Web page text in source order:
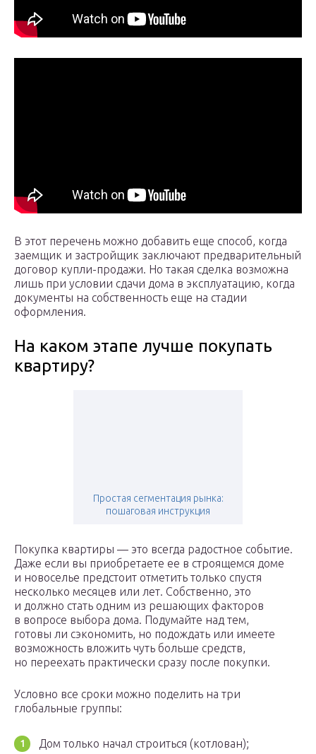
В этот перечень можно добавить еще способ, когда
заемщик и застройщик заключают предварительный
договор купли-продажи. Но такая сделка возможна
лишь при условии сдачи дома в эксплуатацию, когда
документы на собственность еще на стадии
оформления.
На каком этапе лучше покупать
квартиру?
Простая сегментация рынка:
пошаговая инструкция
Покупка квартиры — это всегда радостное событие.
Даже если вы приобретаете ее в строящемся доме
и новоселье предстоит отметить только спустя
несколько месяцев или лет. Собственно, это
и должно стать одним из решающих факторов
в вопросе выбора дома. Подумайте над тем,
готовы ли сэкономить, но подождать или имеете
возможность вложить чуть больше средств,
но переехать практически сразу после покупки.
Условно все сроки можно поделить на три
глобальные группы:
Дом только начал строиться (котлован);